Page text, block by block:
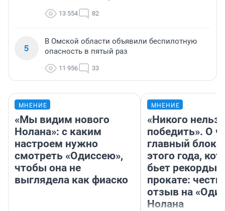
13 554 82
5
В Омской области объявили беспилотную
опасность в пятый раз
11 956 33
МНЕНИЕ
«Мы видим нового
Нолана»: с каким
настроем нужно
смотреть «Одиссею»,
чтобы она не
выглядела как фиаско
МНЕНИЕ
«Никого нельзя
победить». О
главный
этого года,
бьет рекорды в
прокате:
отзыв на
Нолана